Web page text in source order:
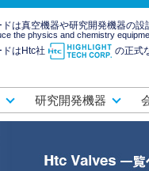
ドは真空機器や研究開発機器の
the physics and chemistry
ドはHtc社 の正式
研究開発機器